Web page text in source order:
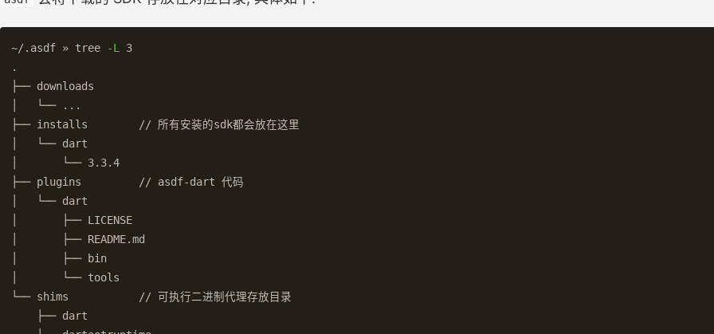
~/.asdf » tree -L
3
.
├── downloads
│   └── ...
├── installs        // 所有安装的sdk都会放在这里
│   └── dart
│       └── 3.3.4
├── plugins         // asdf-dart 代码
│   └── dart
│       ├── LICENSE
│       ├── README.md
│       ├── bin
│       └── tools
└── shims           // 可执行二进制代理存放目录
    ├── dart